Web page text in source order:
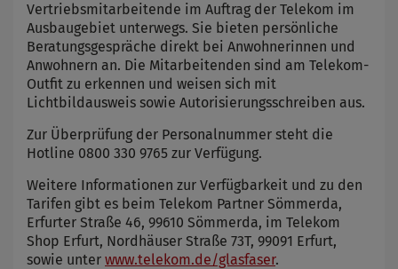
Vertriebsmitarbeitende im Auftrag der Telekom im
Ausbaugebiet unterwegs. Sie bieten persönliche
Beratungsgespräche direkt bei Anwohnerinnen und
Anwohnern an. Die Mitarbeitenden sind am Telekom-
Outfit zu erkennen und weisen sich mit
Lichtbildausweis sowie Autorisierungsschreiben aus.
Zur Überprüfung der Personalnummer steht die
Hotline 0800 330 9765 zur Verfügung.
Weitere Informationen zur Verfügbarkeit und zu den
Tarifen gibt es beim Telekom Partner Sömmerda,
Erfurter Straße 46, 99610 Sömmerda, im Telekom
Shop Erfurt, Nordhäuser Straße 73T, 99091 Erfurt,
sowie unter www.telekom.de/glasfaser.